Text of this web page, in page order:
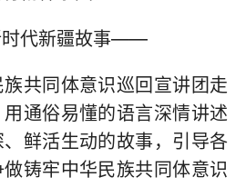
时代新疆故事——
共同体意识巡回宣讲团走
通俗易懂的语言深情讲述
鲜活生动的故事，引导各
铸牢中华民族共同体意识